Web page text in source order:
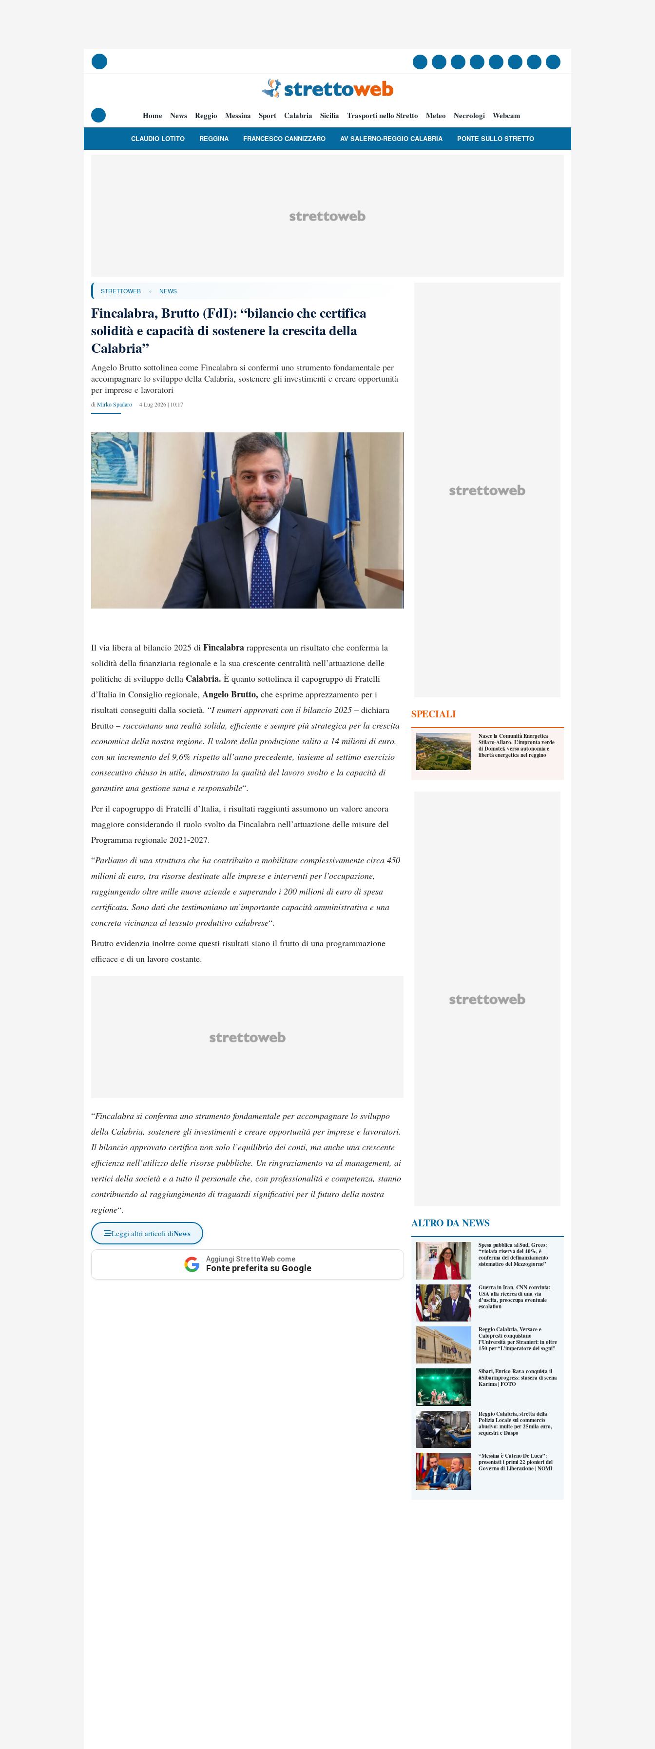
Home News Reggio Messina Sport Calabria Sicilia Trasporti nello Stretto Meteo Necrologi Webcam
CLAUDIO LOTITO REGGINA FRANCESCO CANNIZZARO AV SALERNO-REGGIO CALABRIA PONTE SULLO STRETTO
STRETTOWEB » NEWS
Fincalabra, Brutto (FdI): “bilancio che certifica
solidità e capacità di sostenere la crescita della
Calabria”
Angelo Brutto sottolinea come Fincalabra si confermi uno strumento fondamentale per
accompagnare lo sviluppo della Calabria, sostenere gli investimenti e creare opportunità
per imprese e lavoratori
di Mirko Spadaro 4 Lug 2026 | 10:17
Il via libera al bilancio 2025 di Fincalabra rappresenta un risultato che conferma la
solidità della finanziaria regionale e la sua crescente centralità nell’attuazione delle
politiche di sviluppo della Calabria. È quanto sottolinea il capogruppo di Fratelli
d’Italia in Consiglio regionale, Angelo Brutto, che esprime apprezzamento per i
risultati conseguiti dalla società. “I numeri approvati con il bilancio 2025 – dichiara
Brutto – raccontano una realtà solida, efficiente e sempre più strategica per la crescita
economica della nostra regione. Il valore della produzione salito a 14 milioni di euro,
con un incremento del 9,6% rispetto all’anno precedente, insieme al settimo esercizio
consecutivo chiuso in utile, dimostrano la qualità del lavoro svolto e la capacità di
garantire una gestione sana e responsabile“.
Per il capogruppo di Fratelli d’Italia, i risultati raggiunti assumono un valore ancora
maggiore considerando il ruolo svolto da Fincalabra nell’attuazione delle misure del
Programma regionale 2021-2027.
“Parliamo di una struttura che ha contribuito a mobilitare complessivamente circa 450
milioni di euro, tra risorse destinate alle imprese e interventi per l’occupazione,
raggiungendo oltre mille nuove aziende e superando i 200 milioni di euro di spesa
certificata. Sono dati che testimoniano un’importante capacità amministrativa e una
concreta vicinanza al tessuto produttivo calabrese“.
Brutto evidenzia inoltre come questi risultati siano il frutto di una programmazione
efficace e di un lavoro costante.
“Fincalabra si conferma uno strumento fondamentale per accompagnare lo sviluppo
della Calabria, sostenere gli investimenti e creare opportunità per imprese e lavoratori.
Il bilancio approvato certifica non solo l’equilibrio dei conti, ma anche una crescente
efficienza nell’utilizzo delle risorse pubbliche. Un ringraziamento va al management, ai
vertici della società e a tutto il personale che, con professionalità e competenza, stanno
contribuendo al raggiungimento di traguardi significativi per il futuro della nostra
regione“.
Leggi altri articoli diNews
Aggiungi StrettoWeb come
Fonte preferita su Google
SPECIALI
Nasce la Comunità Energetica
Stilaro-Allaro. L’impronta verde
di Domotek verso autonomia e
libertà energetica nel reggino
ALTRO DA NEWS
Spesa pubblica al Sud, Greco:
“violata riserva del 40%, è
conferma del definanziamento
sistematico del Mezzogiorno”
Guerra in Iran, CNN convinta:
USA alla ricerca di una via
d’uscita, preoccupa eventuale
escalation
Reggio Calabria, Versace e
Calopresti conquistano
l’Università per Stranieri: in oltre
150 per “L’imperatore dei sogni”
Sibari, Enrico Rava conquista il
#Sibarinprogress: stasera di scena
Karima | FOTO
Reggio Calabria, stretta della
Polizia Locale sul commercio
abusivo: multe per 25mila euro,
sequestri e Daspo
“Messina è Cateno De Luca”:
presentati i primi 22 pionieri del
Governo di Liberazione | NOMI